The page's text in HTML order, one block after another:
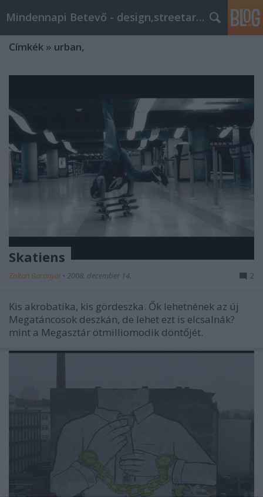
Mindennapi Betevő - design,streetart,popkult,trend
Címkék » urban,
Skatiens
Zoltan Baranyai • 2008. december 14. 2
Kis akrobatika, kis gördeszka. Ők lehetnének az új
Megatáncosok deszkán, de lehet ezt is elcsalnák?
mint a Megasztár ötmilliomodik döntőjét.